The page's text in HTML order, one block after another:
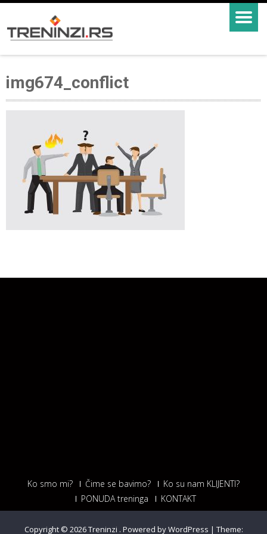
img674_conflict
Ko smo mi? Čime se bavimo?
Ko su nam KLIJENTI?
PONUDA treninga
KONTAKT
Copyright © 2026Treninzi . Powered by WordPress | Theme: